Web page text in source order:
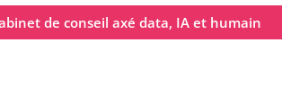
de conseil axé data, IA et humain